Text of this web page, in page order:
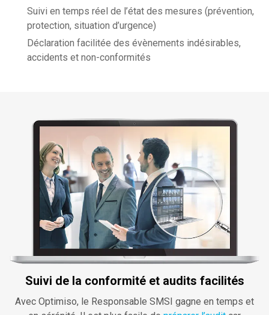
Suivi en temps réel de l’état des mesures (prévention,
protection, situation d’urgence)
Déclaration facilitée des évènements indésirables,
accidents et non-conformités
Suivi de la conformité et audits facilités
Avec Optimiso, le Responsable SMSI gagne en temps et